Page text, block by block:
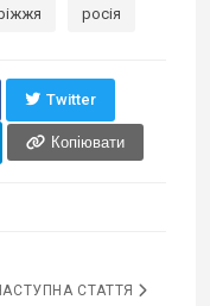
росія
Twitter
Копіювати
СТАТТЯ